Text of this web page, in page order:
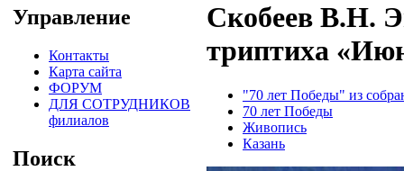
Управление
Контакты
Карта сайта
ФОРУМ
ДЛЯ СОТРУДНИКОВ
филиалов
Поиск
Скобеев В.Н.
триптиха
"70 лет Победы" из
70 лет Победы
Живопись
Казань